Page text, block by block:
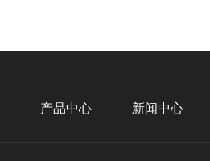
产品中心 新闻中心